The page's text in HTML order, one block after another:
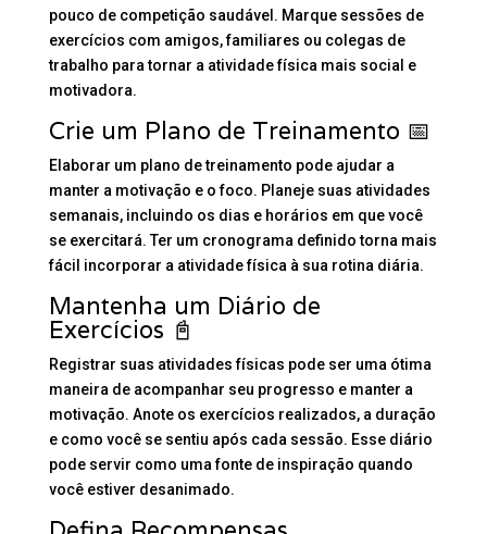
pouco de competição saudável. Marque sessões de
exercícios com amigos, familiares ou colegas de
trabalho para tornar a atividade física mais social e
motivadora.
Crie um Plano de Treinamento 📅
Elaborar um plano de treinamento pode ajudar a
manter a motivação e o foco. Planeje suas atividades
semanais, incluindo os dias e horários em que você
se exercitará. Ter um cronograma definido torna mais
fácil incorporar a atividade física à sua rotina diária.
Mantenha um Diário de
Exercícios 📓
Registrar suas atividades físicas pode ser uma ótima
maneira de acompanhar seu progresso e manter a
motivação. Anote os exercícios realizados, a duração
e como você se sentiu após cada sessão. Esse diário
pode servir como uma fonte de inspiração quando
você estiver desanimado.